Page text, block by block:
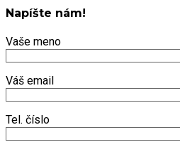
Napíšte nám!
Vaše meno
Váš email
Tel. číslo